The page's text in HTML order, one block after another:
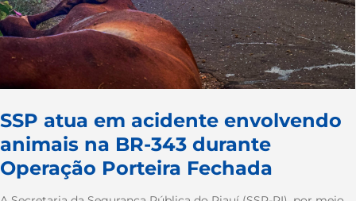
SSP atua em acidente envolvendo
animais na BR-343 durante
Operação Porteira Fechada